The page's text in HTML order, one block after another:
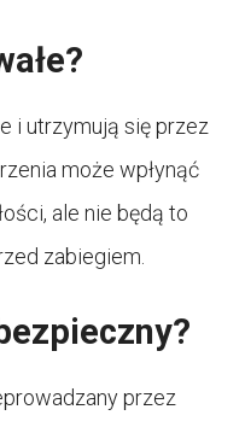
i utrzymują się przez
może wpłynąć
ale nie będą to
zabiegiem.
przez